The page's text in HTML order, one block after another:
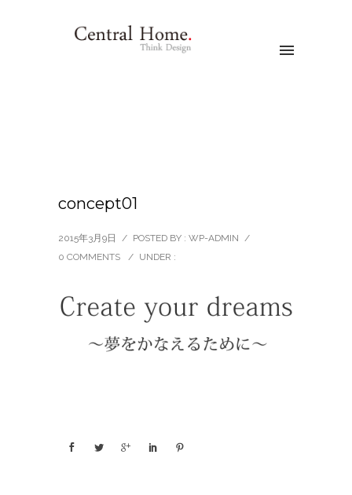
concept01
2015年3月9日 / POSTED BY : WP-ADMIN /
0 COMMENTS
/ UNDER :